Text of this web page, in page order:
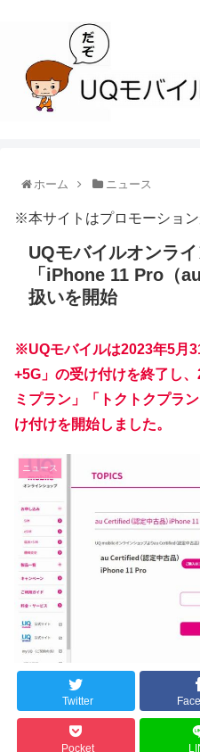
ホーム ニュース
※本サイトはプロモーショ
UQモバイルオンラ
「iPhone 11 Pro（
扱いを開始
※UQモバイルは2023年5月
+5G」の受け付けを終了し
ミプラン」「トクトクプラ
け付けを開始しました。
ニュース
Twitter
Pocket